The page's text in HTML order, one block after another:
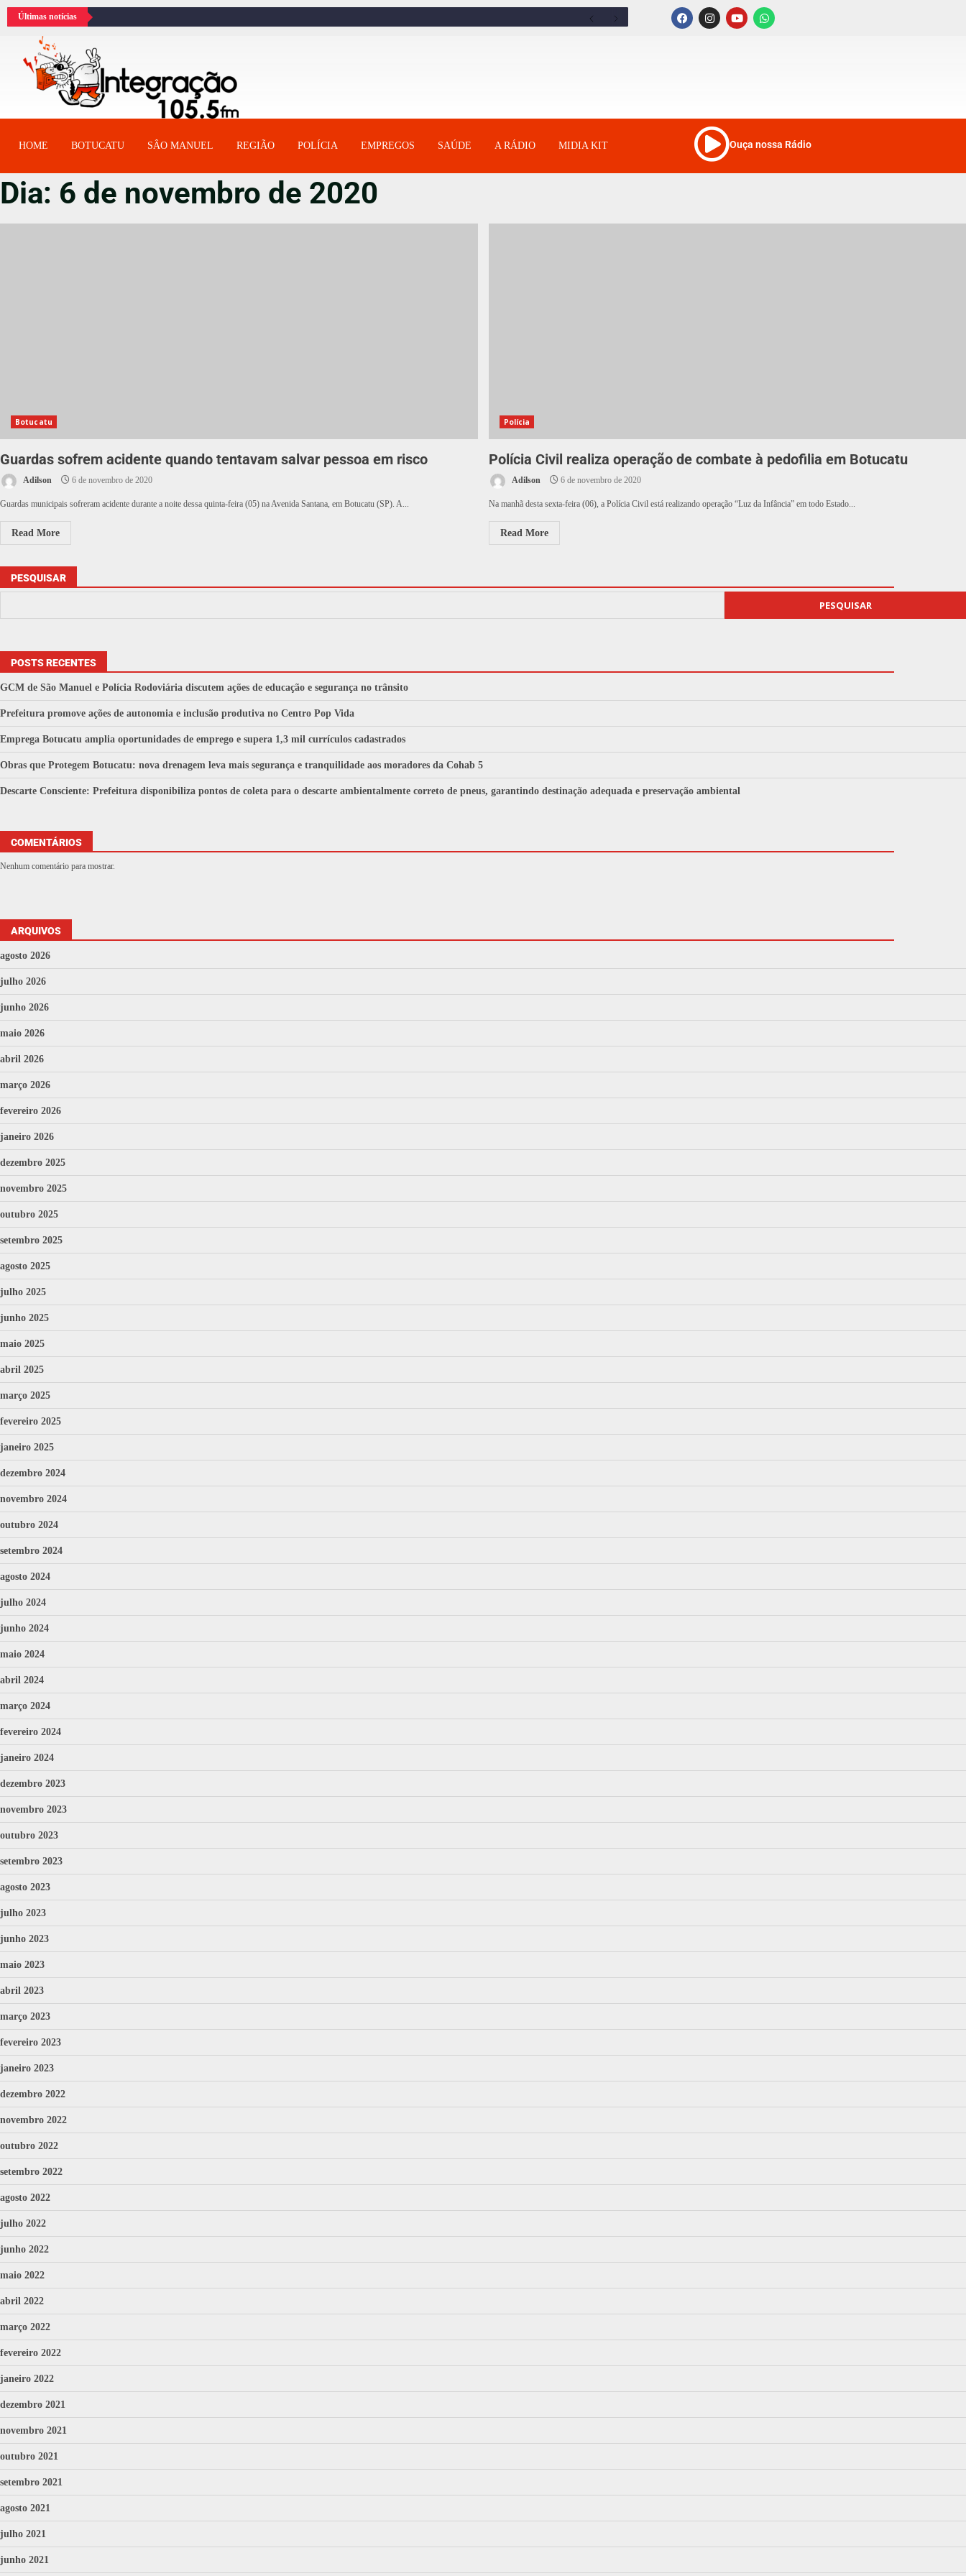
Últimas notícias
HOME BOTUCATU SÂO MANUEL REGIÃO POLÍCIA EMPREGOS SAÚDE A RÁDIO MIDIA KIT Ouça nossa Rádio
Dia: 6 de novembro de 2020
Botucatu
Guardas sofrem acidente quando tentavam salvar pessoa em risco
Adilson 6 de novembro de 2020
Guardas municipais sofreram acidente durante a noite dessa quinta-feira (05) na Avenida Santana, em Botucatu (SP). A...
Read More
Polícia
Polícia Civil realiza operação de combate à pedofilia em Botucatu
Adilson 6 de novembro de 2020
Na manhã desta sexta-feira (06), a Polícia Civil está realizando operação “Luz da Infância” em todo Estado...
Read More
PESQUISAR
PESQUISAR
POSTS RECENTES
GCM de São Manuel e Polícia Rodoviária discutem ações de educação e segurança no trânsito
Prefeitura promove ações de autonomia e inclusão produtiva no Centro Pop Vida
Emprega Botucatu amplia oportunidades de emprego e supera 1,3 mil currículos cadastrados
Obras que Protegem Botucatu: nova drenagem leva mais segurança e tranquilidade aos moradores da Cohab 5
Descarte Consciente: Prefeitura disponibiliza pontos de coleta para o descarte ambientalmente correto de pneus, garantindo destinação adequada e preservação ambiental
COMENTÁRIOS
Nenhum comentário para mostrar.
ARQUIVOS
agosto 2026
julho 2026
junho 2026
maio 2026
abril 2026
março 2026
fevereiro 2026
janeiro 2026
dezembro 2025
novembro 2025
outubro 2025
setembro 2025
agosto 2025
julho 2025
junho 2025
maio 2025
abril 2025
março 2025
fevereiro 2025
janeiro 2025
dezembro 2024
novembro 2024
outubro 2024
setembro 2024
agosto 2024
julho 2024
junho 2024
maio 2024
abril 2024
março 2024
fevereiro 2024
janeiro 2024
dezembro 2023
novembro 2023
outubro 2023
setembro 2023
agosto 2023
julho 2023
junho 2023
maio 2023
abril 2023
março 2023
fevereiro 2023
janeiro 2023
dezembro 2022
novembro 2022
outubro 2022
setembro 2022
agosto 2022
julho 2022
junho 2022
maio 2022
abril 2022
março 2022
fevereiro 2022
janeiro 2022
dezembro 2021
novembro 2021
outubro 2021
setembro 2021
agosto 2021
julho 2021
junho 2021